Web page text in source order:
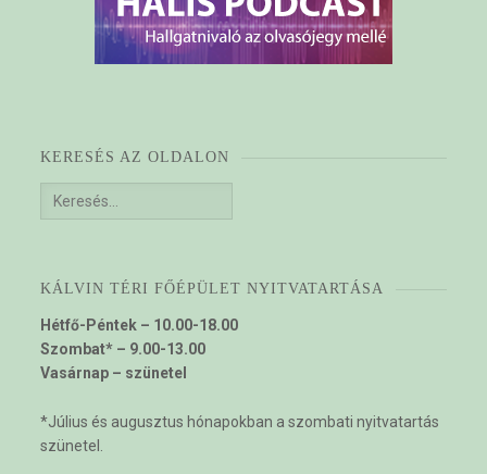
KERESÉS AZ OLDALON
Keresés:
KÁLVIN TÉRI FŐÉPÜLET NYITVATARTÁSA
Hétfő-Péntek – 10.00-18.00
Szombat* – 9.00-13.00
Vasárnap – szünetel
*Július és augusztus hónapokban a szombati nyitvatartás
szünetel.